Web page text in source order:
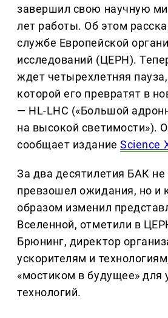
завершил свою научную
лет работы. Об этом
службе Европейской
исследований (ЦЕРН).
ждет четырехлетняя
которой его превратят в
— HL-LHC («Большой
на высокой светимости»).
сообщает изданиеScience
За два десятилетия БАК не
превзошел ожидания, но и
образом изменил
Вселенной, отметили в
Брюнинг, директор
ускорителям и
«мостиком в будущее» для
технологий.